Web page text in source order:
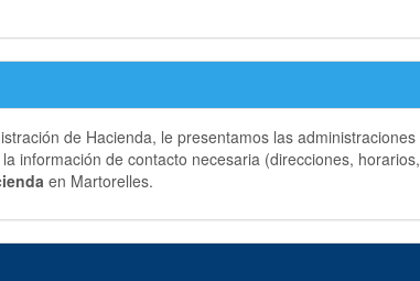
de Hacienda, le presentamos las administraciones
información de contacto necesaria (direcciones, horarios,
en Martorelles.